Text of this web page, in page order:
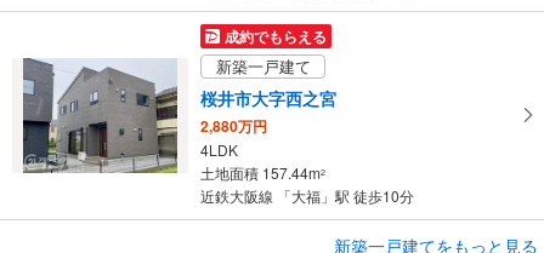
成約でもらえる
新築一戸建て
桜井市大字西之宮
2,880万円
4LDK
土地面積 157.44m2
近鉄大阪線 「大福」駅 徒歩10分
新築一戸建てをもっと見る